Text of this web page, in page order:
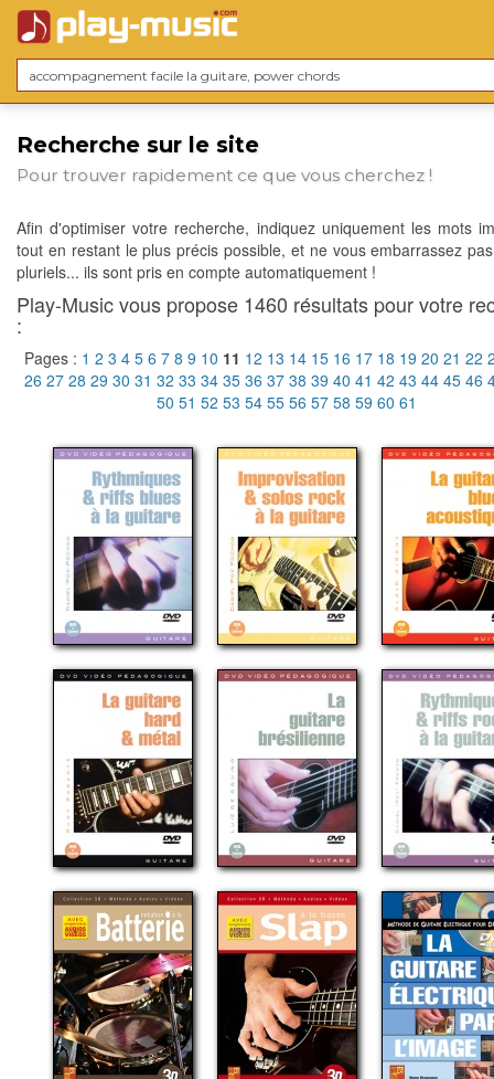
Recherche sur le site
Pour trouver rapidement ce que vous cherchez !
Afin d'optimiser votre recherche, indiquez uniquement les mots
tout en restant le plus précis possible, et ne vous embarrassez
pluriels... ils sont pris en compte automatiquement !
Play-Music vous propose 1460 résultats pour votre
:
Pages : 1 2 3 4 5 6 7 8 9 10 11 12 13 14 15 16 17 18 19 20 21 22
26 27 28 29 30 31 32 33 34 35 36 37 38 39 40 41 42 43 44 45 46
50 51 52 53 54 55 56 57 58 59 60 61